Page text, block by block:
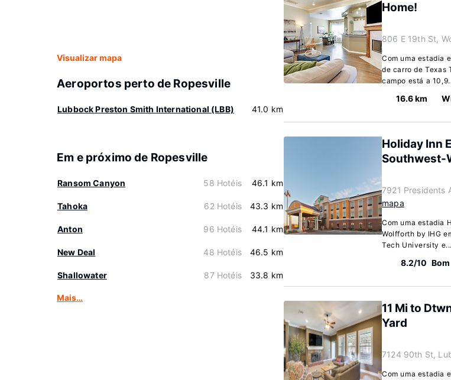
Visualizar mapa
Aeroportos perto de Ropesville
Lubbock Preston Smith International (LBB) 41.0 km
Em e próximo de Ropesville
Ransom Canyon 58 Hotéis 46.1 km
Tahoka 62 Hotéis 43.3 km
Anton 96 Hotéis 44.1 km
New Deal 48 Hotéis 46.5 km
Shallowater 87 Hotéis 33.8 km
Mais…
Home!
806 E 19th St,
Com uma estadia
de carro de Texas
campo está a
16.6 km
Holiday Inn
Southwest-
7921 Presidents
mapa
Com uma estadia
Wolfforth by IHG
Tech University e...
8.2/10 Bom
11 Mi to
Yard
7124 90th St,
Com uma estadia